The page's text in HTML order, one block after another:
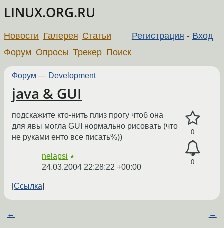
LINUX.ORG.RU
Регистрация - Вход
Новости Галерея Статьи
Форум Опросы Трекер Поиск
Форум — Development
java & GUI
0
0
подскажите кто-нить плиз прогу чтоб она
для явы могла GUI нормально рисовать (что
не руками енто все писать%))
nelapsi ★
24.03.2004 22:28:22 +00:00
Ссылка
← →